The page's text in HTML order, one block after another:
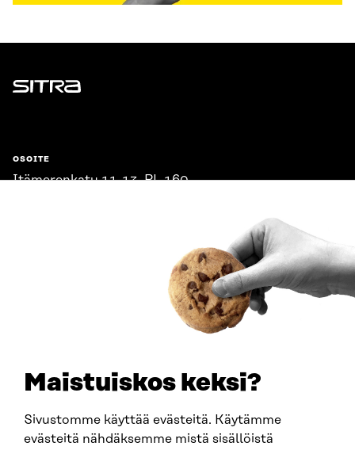
Maistuiskos keksi?
Sivustomme käyttää evästeitä. Käytämme
evästeitä nähdäksemme mistä sisällöistä
Sitra
OSOITE
Itämerenkatu 11-13, PL 160,
SITRA SOSIAALISESSA MEDIASSA